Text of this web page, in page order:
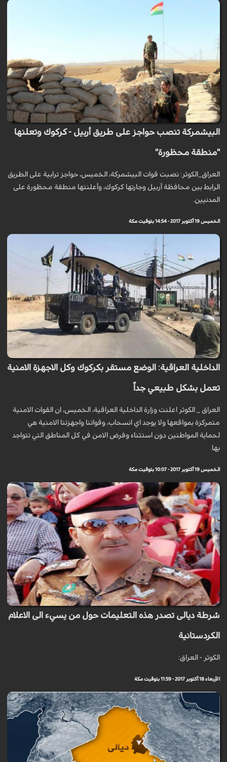
البيشمركة تنصب حواجز على طريق أربيل - كركوك وتعلنها
"منطقة محظورة"
العراق_الكوثر: نصبت قوات البيشمركة، الخميس، حواجز ترابية على الطريق
الرابط بين محافظة أربيل وجارتها كركوك، وأعلنتها منطقة محظورة على
المدنيين.
الخميس 19 أكتوبر 2017 - 14:54 بتوقيت مكة
الداخلية العراقية: الوضع مستقر بكركوك وكل الاجهزة الامنية
تعمل بشكل طبيعي جداً
العراق _ الكوثر اعلنت وزارة الداخلية العراقية، الخميس، ان القوات الامنية
متمركزة بمواقعها ولا يوجد اي انسحاب، وقواتنا واجهزتنا الامنية هي
لحماية المواطنين دون استثناء وفرض الامن في كل المناطق التي تتواجد
بها.
الخميس 19 أكتوبر 2017 - 10:07 بتوقيت مكة
شرطة ديالى تصدر هذه التعليمات حول من يسيء الى الاعلام
الكردستانية
الكوثر - العراق:
الأربعاء 18 أكتوبر 2017 - 11:59 بتوقيت مكة